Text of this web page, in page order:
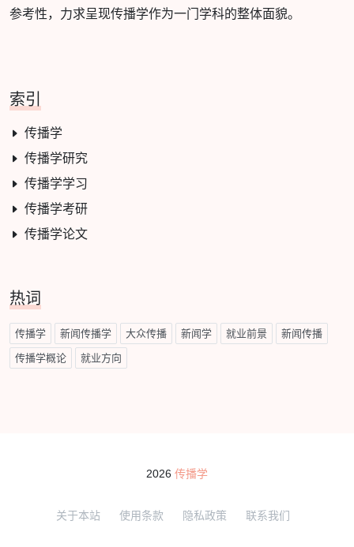
参考性，力求呈现传播学作为一门学科的整体面貌。
索引
传播学
传播学研究
传播学学习
传播学考研
传播学论文
热词
传播学 新闻传播学 大众传播 新闻学 就业前景 新闻传播
传播学概论 就业方向
2026 传播学
关于本站 使用条款 隐私政策 联系我们